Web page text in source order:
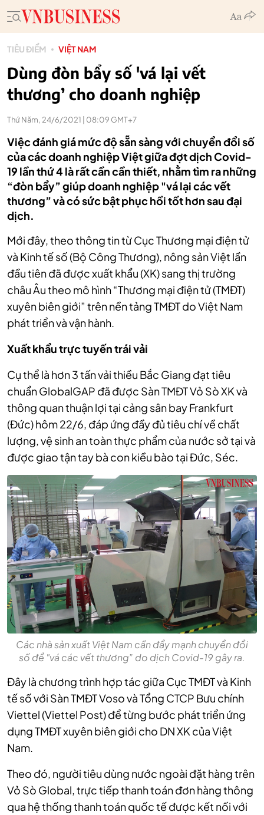
TIÊU ĐIỂM VIỆT NAM
Dùng đòn bẩy số 'vá lại vết
thương’ cho doanh nghiệp
Thứ Năm, 24/6/2021 | 08:09 GMT+7
Việc đánh giá mức độ sẵn sàng với chuyển đổi số
của các doanh nghiệp Việt giữa đợt dịch Covid-
19 lần thứ 4 là rất cần cần thiết, nhằm tìm ra những
“đòn bẩy” giúp doanh nghiệp "vá lại các vết
thương” và có sức bật phục hồi tốt hơn sau đại
dịch.
Mới đây, theo thông tin từ Cục Thương mại điện tử
và Kinh tế số (Bộ Công Thương), nông sản Việt lần
đầu tiên đã đượcxuất khẩu (XK) sang thị trường
châuÂu theo mô hình “Thương mại điện tử (TMĐT)
xuyên biên giới” trên nền tảng TMĐT do Việt Nam
phát triển và vận hành.
Xuất khẩu trực tuyến trái vải
Cụ thể là hơn 3 tấn vải thiều Bắc Giang đạt tiêu
chuẩn GlobalGAP đã được Sàn TMĐT Vỏ Sò XK và
thông quan thuận lợi tại cảng sân bay Frankfurt
(Đức) hôm 22/6, đáp ứng đầy đủ tiêu chí về chất
lượng, vệ sinh an toàn thực phẩm của nước sở tại và
được giao tận tay bà con kiều bào tại Đức, Séc.
Các nhà sản xuất Việt Nam cần đẩy mạnh chuyển đổi
số để "vá các vết thương” do dịch Covid-19 gây ra.
Đây là chương trình hợp tác giữa CụcTMĐTvà Kinh
tế số với Sàn TMĐT Voso và Tổng CTCP Bưu chính
Viettel (Viettel Post) để từng bước phát triển ứng
dụng TMĐT xuyên biên giới cho DN XK của Việt
Nam.
Theo đó, người tiêu dùng nước ngoài đặt hàng trên
Vỏ Sò Global, trực tiếp thanh toán đơn hàng thông
qua hệ thống thanh toán quốc tế được kết nối với